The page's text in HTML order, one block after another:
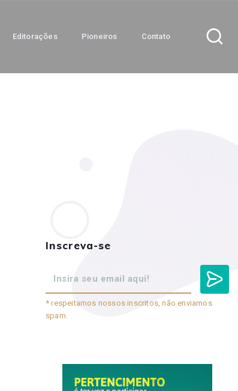
Editorações Pioneiros Contato
Inscreva-se
* respeitamos nossos inscritos, não enviamos
spam.